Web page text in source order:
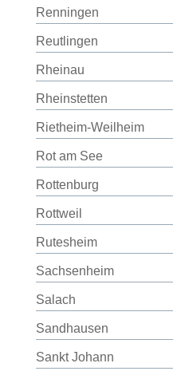
Renningen
Reutlingen
Rheinau
Rheinstetten
Rietheim-Weilheim
Rot am See
Rottenburg
Rottweil
Rutesheim
Sachsenheim
Salach
Sandhausen
Sankt Johann